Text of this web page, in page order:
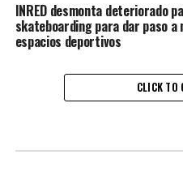
INRED desmonta deteriorado
skateboarding para dar paso a
espacios deportivos
CLICK TO